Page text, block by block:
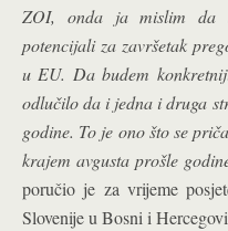
ZOI, onda ja mislim da
potencijali za završetak
u EU. Da budem
odlučilo da i jedna i druga
godine. To je ono što se
krajem avgusta prošle
poručio je za vrijeme
Slovenije u Bosni i